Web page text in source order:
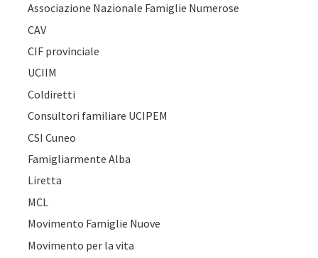
Associazione Nazionale Famiglie Numerose
CAV
CIF provinciale
UCIIM
Coldiretti
Consultori familiare UCIPEM
CSI Cuneo
Famigliarmente Alba
Liretta
MCL
Movimento Famiglie Nuove
Movimento per la vita